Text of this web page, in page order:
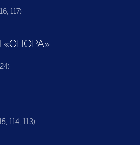
117)
«ОПОРА»
114, 113)